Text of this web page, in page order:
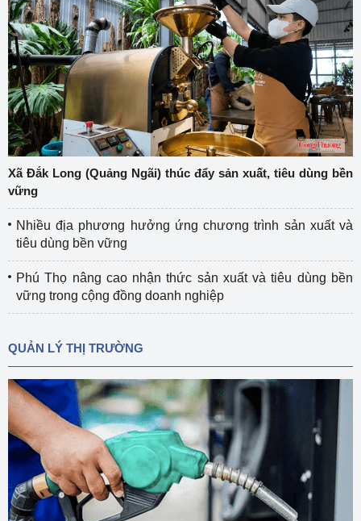
Xã Đắk Long (Quảng Ngãi) thúc đẩy sản xuất, tiêu dùng bền
vững
Nhiều địa phương hưởng ứng chương trình sản xuất và
tiêu dùng bền vững
Phú Thọ nâng cao nhận thức sản xuất và tiêu dùng bền
vững trong cộng đồng doanh nghiệp
QUẢN LÝ THỊ TRƯỜNG